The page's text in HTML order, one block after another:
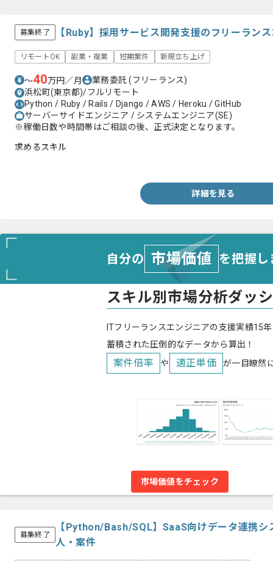
募集終了 【Ruby】採用サービス開発支援のフリーラン
リモートOK 副業・複業 短期案件 新規立ち上げ
〜40万円／月 業務委託(フリーランス)
浜松町(東京都)/フルリモート
Python / Ruby / Rails / Django / AWS / Heroku / GitHub
サーバーサイドエンジニア / システムエンジニア(SE)
※稼働日数や時間帯はご相談の後、正式決定となります。
求めるスキル
詳細を見る
自分の 市場価値 を把握
スキル別市場分析ダッ
ITフリーランスエンジニアの支援実績15
蓄積された圧倒的なデータから算出！
案件倍率 や 適正単価 が一目瞭然
市場価値をチェック
募集終了
【Python/Bash/SQL】SaaS向けデータ連携シ
人・案件